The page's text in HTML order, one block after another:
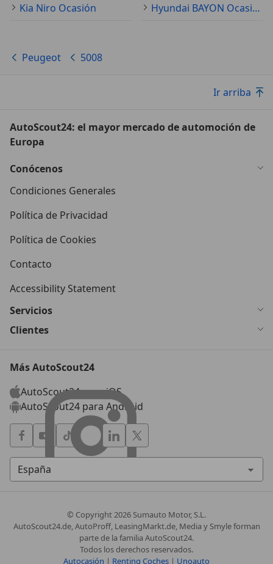
Kia Niro Ocasión
Hyundai BAYON Ocasión
Peugeot 5008
Ir arriba
AutoScout24: el mayor mercado de automoción de
Europa
Conócenos
Condiciones Generales
Política de Privacidad
Política de Cookies
Contacto
Accessibility Statement
Servicios
Clientes
Más AutoScout24
AutoScout24 para iOS
AutoScout24 para Android
© Copyright2026 Sumauto Motor, S.L.
AutoScout24.de, AutoProff, LeasingMarkt.de, Media y Smyle forman
parte de la familia AutoScout24.
Todos los derechos reservados.
Autocasión | Renting Coches | Unoauto